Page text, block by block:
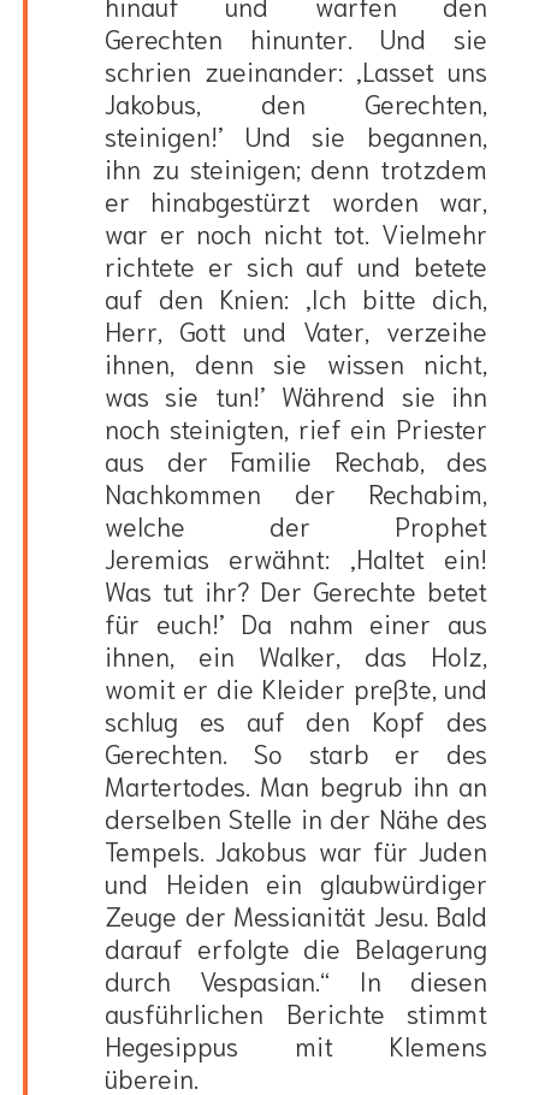
Gerechten hinunter. Und sie
schrien zueinander: ‚Lasset uns
Jakobus, den Gerechten,
steinigen!’ Und sie begannen,
ihn zu steinigen; denn trotzdem
er hinabgestürzt worden war,
war er noch nicht tot. Vielmehr
richtete er sich auf und betete
auf den Knien: ‚Ich bitte dich,
Herr, Gott und Vater, verzeihe
ihnen, denn sie wissen nicht,
was sie tun!’ Während sie ihn
noch steinigten, rief ein Priester
aus der Familie Rechab, des
Nachkommen der Rechabim,
welche der Prophet
Jeremias erwähnt: ‚Haltet ein!
Was tut ihr? Der Gerechte betet
für euch!’ Da nahm einer aus
ihnen, ein Walker, das Holz,
womit er die Kleider preßte, und
schlug es auf den Kopf des
Gerechten. So starb er des
Martertodes. Man begrub ihn an
derselben Stelle in der Nähe des
Tempels. Jakobus war für Juden
und Heiden ein glaubwürdiger
Zeuge der Messianität Jesu. Bald
darauf erfolgte die Belagerung
durch Vespasian.“ In diesen
ausführlichen Berichte stimmt
Hegesippus mit Klemens
überein.